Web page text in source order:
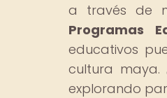
a través de
Programas
educativos
cultura maya.
explorando